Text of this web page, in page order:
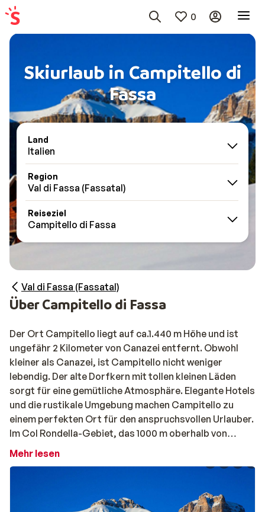
0
Skiurlaub in Campitello di
Fassa
Land
Italien
Region
Val di Fassa (Fassatal)
Reiseziel
Campitello di Fassa
Val di Fassa (Fassatal)
Über Campitello di Fassa
Der Ort Campitello liegt auf ca.1.440 m Höhe und ist
ungefähr 2 Kilometer von Canazei entfernt. Obwohl
kleiner als Canazei, ist Campitello nicht weniger
lebendig. Der alte Dorfkern mit tollen kleinen Läden
sorgt für eine gemütliche Atmosphäre. Elegante Hotels
und die rustikale Umgebung machen Campitello zu
einem perfekten Ort für den anspruchsvollen Urlauber.
Im Col Rondella-Gebiet, das 1000 m oberhalb von
Campitello liegt, gibt es viele
Skigebiet. Eine Skiabfahrt zurück ist nicht bis
Campitello, wohl aber sehr gut nach Canazei möglich.
Mehr lesen